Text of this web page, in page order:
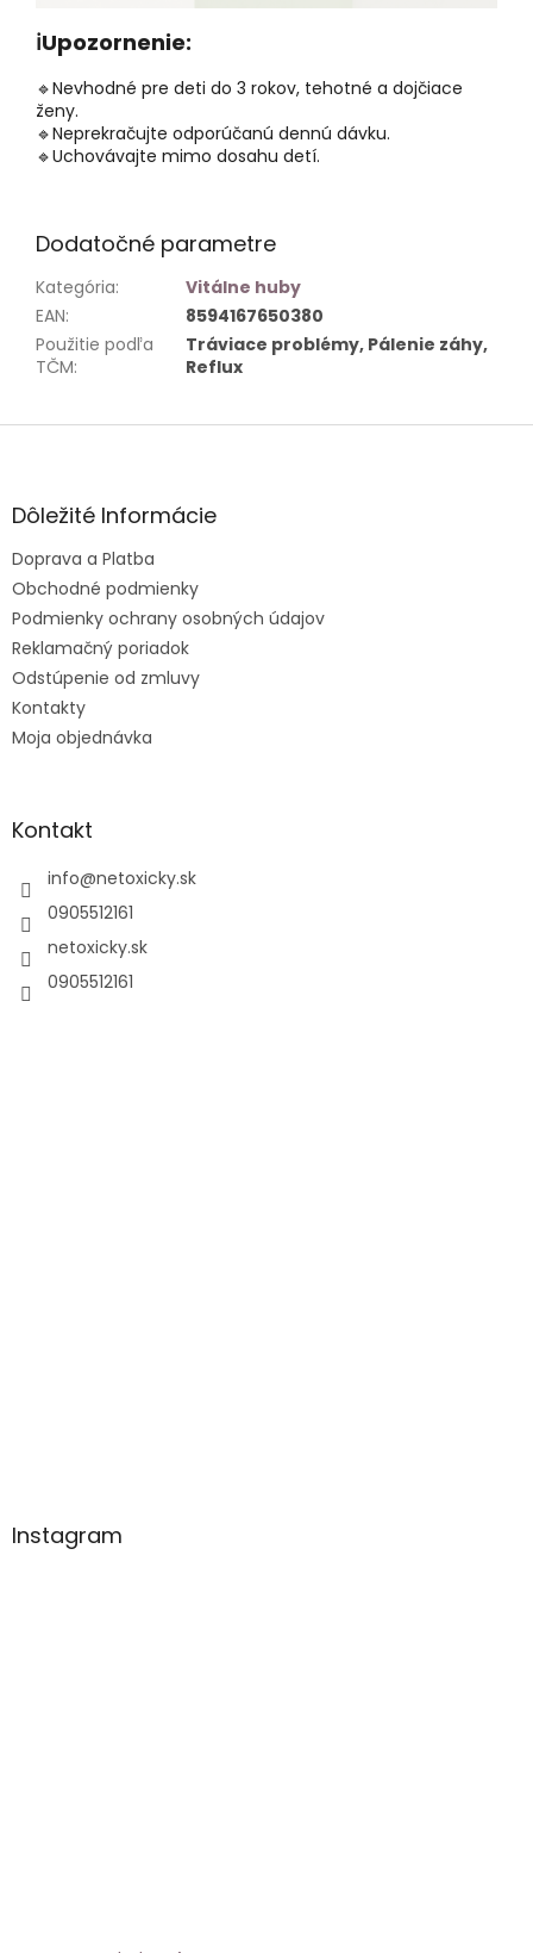
ℹ️Upozornenie:
🔹Nevhodné pre deti do 3 rokov, tehotné a dojčiace
ženy.
🔹Neprekračujte odporúčanú dennú dávku.
🔹Uchovávajte mimo dosahu detí.
Dodatočné parametre
Kategória:
Vitálne huby
EAN:
8594167650380
Použitie podľa
TČM:
Tráviace problémy, Pálenie záhy,
Reflux
Z
ä
e
Dôležité Informácie
Doprava a Platba
Obchodné podmienky
Podmienky ochrany osobných údajov
Reklamačný poriadok
Odstúpenie od zmluvy
Kontakty
Moja objednávka
Kontakt
info@netoxicky.sk
0905512161
netoxicky.sk
0905512161
Instagram